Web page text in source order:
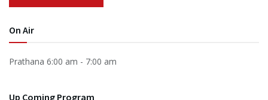
On Air
Prathana 6:00 am - 7:00 am
Up Coming Program